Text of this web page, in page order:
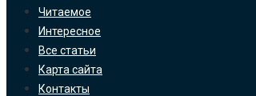
Читаемое
Интересное
Все статьи
Карта сайта
Контакты